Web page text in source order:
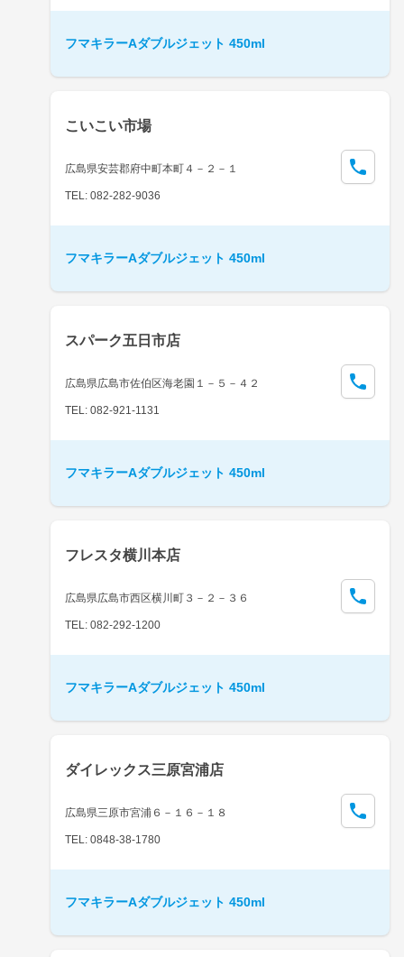
フマキラーAダブルジェット 450ml
こいこい市場
広島県安芸郡府中町本町４－２－１
TEL: 082-282-9036
フマキラーAダブルジェット 450ml
スパーク五日市店
広島県広島市佐伯区海老園１－５－４２
TEL: 082-921-1131
フマキラーAダブルジェット 450ml
フレスタ横川本店
広島県広島市西区横川町３－２－３６
TEL: 082-292-1200
フマキラーAダブルジェット 450ml
ダイレックス三原宮浦店
広島県三原市宮浦６－１６－１８
TEL: 0848-38-1780
フマキラーAダブルジェット 450ml